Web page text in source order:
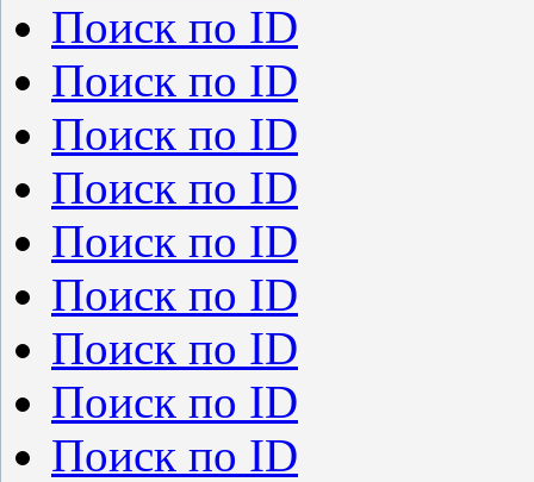
Поиск по ID
Поиск по ID
Поиск по ID
Поиск по ID
Поиск по ID
Поиск по ID
Поиск по ID
Поиск по ID
Поиск по ID